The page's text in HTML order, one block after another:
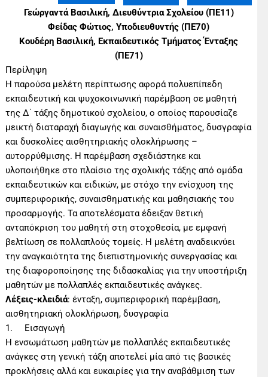
Γεώργαντά Βασιλική, Διευθύντρια Σχολείου (ΠΕ11)
Φείδας Φώτιος, Υποδιευθυντής (ΠΕ70)
Κουδέρη Βασιλική, Εκπαιδευτικός Τμήματος Ένταξης
(ΠΕ71)
Περίληψη
Η παρούσα μελέτη περίπτωσης αφορά πολυεπίπεδη
εκπαιδευτική και ψυχοκοινωνική παρέμβαση σε μαθητή
της Δ΄ τάξης δημοτικού σχολείου, ο οποίος παρουσίαζε
μεικτή διαταραχή διαγωγής και συναισθήματος, δυσγραφία
και δυσκολίες αισθητηριακής ολοκλήρωσης –
αυτορρύθμισης. Η παρέμβαση σχεδιάστηκε και
υλοποιήθηκε στο πλαίσιο της σχολικής τάξης από ομάδα
εκπαιδευτικών και ειδικών, με στόχο την ενίσχυση της
συμπεριφορικής, συναισθηματικής και μαθησιακής του
προσαρμογής. Τα αποτελέσματα έδειξαν θετική
ανταπόκριση του μαθητή στη στοχοθεσία, με εμφανή
βελτίωση σε πολλαπλούς τομείς. Η μελέτη αναδεικνύει
την αναγκαιότητα της διεπιστημονικής συνεργασίας και
της διαφοροποίησης της διδασκαλίας για την υποστήριξη
μαθητών με πολλαπλές εκπαιδευτικές ανάγκες.
Λέξεις-κλειδιά: ένταξη, συμπεριφορική παρέμβαση,
αισθητηριακή ολοκλήρωση, δυσγραφία
1. Εισαγωγή
Η ενσωμάτωση μαθητών με πολλαπλές εκπαιδευτικές
ανάγκες στη γενική τάξη αποτελεί μία από τις βασικές
προκλήσεις αλλά και ευκαιρίες για την αναβάθμιση των